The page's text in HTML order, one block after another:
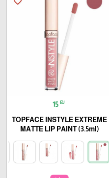
15 ₪
TOPFACE INSTYLE EXTREME
MATTE LIP PAINT (3.5ml)